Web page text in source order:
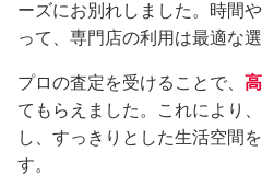
ーズにお別れしました。時間
って、専門店の利用は最適な選
プロの査定を受けることで、
てもらえました。これにより
し、すっきりとした生活空間
す。